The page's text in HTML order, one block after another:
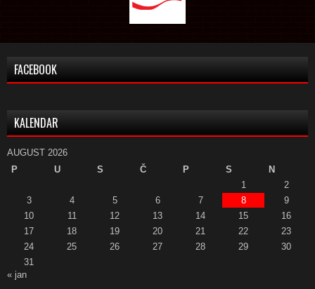
FACEBOOK
KALENDAR
AUGUST 2026
P
U S Č P S
N
1
2
3
4 5 6 7 8
9
10
11 12 13 14 15
16
17
18 19 20 21 22
23
24
25 26 27 28 29
30
31
« jan